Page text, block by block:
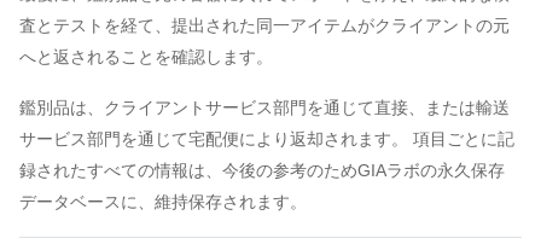
査とテストを経て、提出された同一アイテムがクライアントの元
へと返されることを確認します。
鑑別品は、クライアントサービス部門を通じて直接、または輸送
サービス部門を通じて宅配便により返却されます。 項目ごとに記
録されたすべての情報は、今後の参考のためGIAラボの永久保存
データベースに、維持保存されます。